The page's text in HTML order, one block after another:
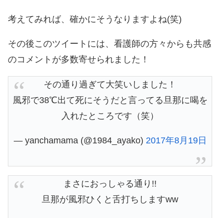
考えてみれば、確かにそうなりますよね(笑)
その後このツイートには、看護師の方々からも共感
のコメントが多数寄せられました！
その通り過ぎて大笑いしました！
風邪で38℃出て死にそうだと言ってる旦那に喝を
入れたところです（笑）
— yanchamama (@1984_ayako) 2017年8月19日
まさにおっしゃる通り!!
旦那が風邪ひくと舌打ちしますww